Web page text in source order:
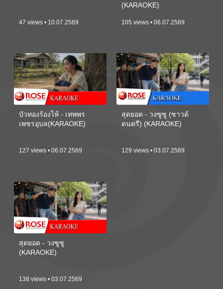
47 views • 10.07.2569
(KARAOKE)
105 views • 06.07.2569
บัวทองร้องไห้ - เทพพร
เพชรอุบล(KARAOKE)
127 views • 06.07.2569
สุดยอด - วงซูซู (ซาวด์
ดนตรี) (KARAOKE)
129 views • 03.07.2569
สุดยอด - วงซูซู
(KARAOKE)
138 views • 03.07.2569